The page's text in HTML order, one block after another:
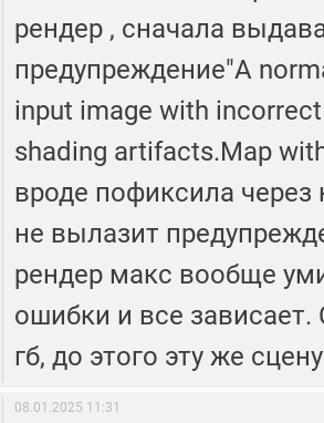
рендер , сначала
предупреждение"A
input image with
shading artifacts.Map
вроде пофиксила через
не вылазит
рендер макс вообще
ошибки и все
гб, до этого эту же
08.01.2025 11:31